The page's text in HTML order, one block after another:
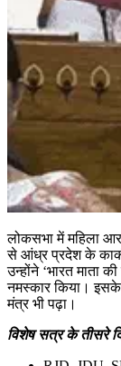
लोकसभा में महिला
से आंध्र प्रदेश के
उन्‍होंने ‘भारत माता
नमस्‍कार किया। इसके
मंत्र भी पढ़ा।
विशेष सत्र के तीसरे